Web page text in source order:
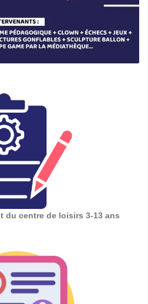
du centre de loisirs 3-13 ans